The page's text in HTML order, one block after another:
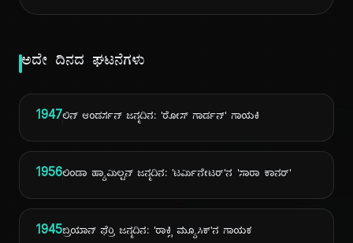
ಅದೇ ದಿನದ ಘಟನೆಗಳು
1947ಲಿನ್ ಆಂಡರ್ಸನ್ ಜನ್ಮದಿನ: 'ರೋಸ್ ಗಾರ್ಡನ್' ಗಾಯಕಿ
1956ಲಿಂಡಾ ಹ್ಯಾಮಿಲ್ಟನ್ ಜನ್ಮದಿನ: 'ಟರ್ಮಿನೇಟರ್'ನ 'ಸಾರಾ ಕಾನರ್'
1945ಬ್ರಿಯಾನ್ ಫೆರ್ರಿ ಜನ್ಮದಿನ: 'ರಾಕ್ಸಿ ಮ್ಯೂಸಿಕ್'ನ ಗಾಯಕ